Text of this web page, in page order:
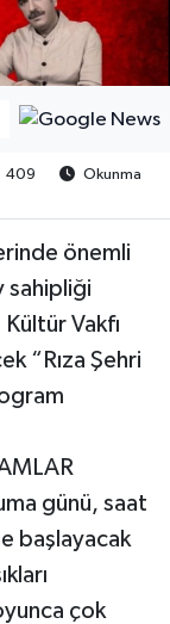
409
Okunma
önemli
sahipliği
Vakfı
“Rıza Şehri
günü, saat
başlayacak
çok